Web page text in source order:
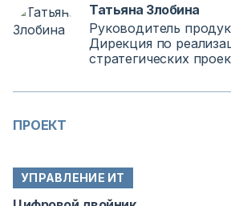
Татьяна Злобина
Руководитель
Дирекция по
стратегических
ПРОЕКТ
УПРАВЛЕНИЕ ИТ